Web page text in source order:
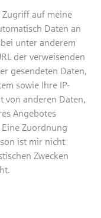
auf meine
Daten an
unter anderem
der verweisenden
gesendeten Daten,
sowie Ihre IP-
von anderen Daten,
Angebotes
Zuordnung
ist mir nicht
Zwecken